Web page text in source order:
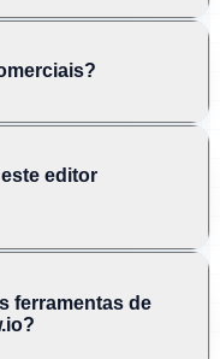
editor
ferramentas de